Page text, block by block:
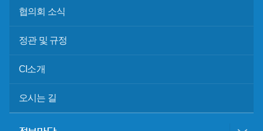
협의회 소식
정관 및 규정
CI소개
오시는 길